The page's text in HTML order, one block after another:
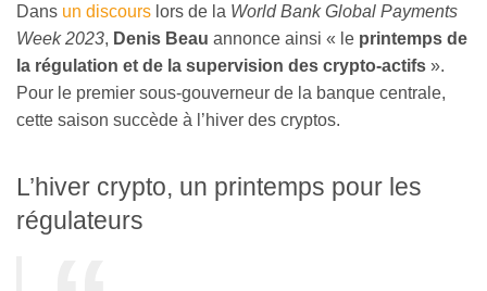
Dans un discours lors de la World Bank Global Payments
Week 2023, Denis Beau annonce ainsi « le printemps de
la régulation et de la supervision des crypto-actifs ».
Pour le premier sous-gouverneur de la banque centrale,
cette saison succède à l’hiver des cryptos.
L’hiver crypto, un printemps pour les
régulateurs